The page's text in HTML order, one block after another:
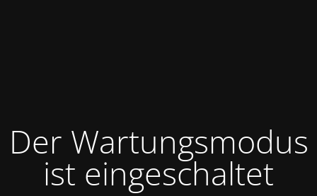
Der Wartungsmodus
ist eingeschaltet